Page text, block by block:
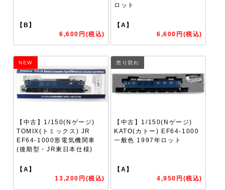
【B】
6,600円(税込)
ロット
【A】
6,600円(税込)
NEW
【中古】1/150(Nゲージ)
TOMIX(トミックス) JR
EF64-1000形電気機関車
(後期型・JR東日本仕様)
【A】
13,200円(税込)
売り切れ
【中古】1/150(Nゲージ)
KATO(カトー) EF64-1000
一般色 1997年ロット
【A】
4,950円(税込)